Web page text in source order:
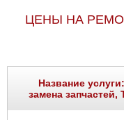
ЦЕНЫ НА
Название услуги:
замена запчастей,